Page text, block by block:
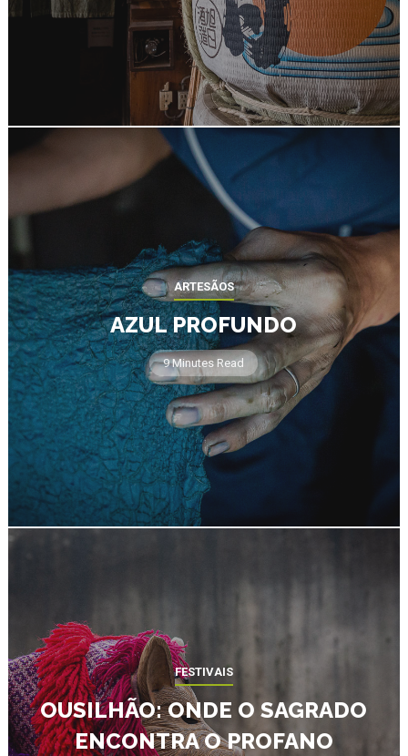
ARTESÃOS
AZUL PROFUNDO
9 Minutes Read
FESTIVAIS
OUSILHÃO: ONDE O SAGRADO
ENCONTRA O PROFANO